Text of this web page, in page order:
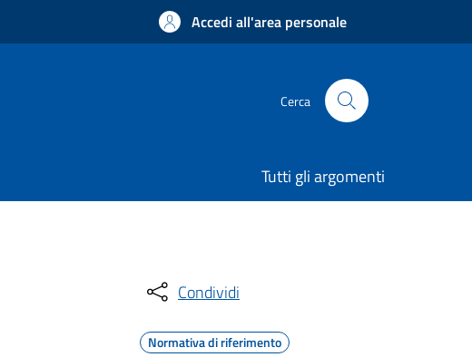
Accedi all'area personale
Cerca
Tutti gli argomenti
Condividi
Normativa di riferimento